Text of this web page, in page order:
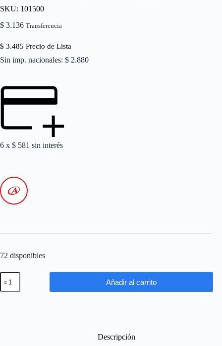
SKU: 101500
$ 3.136 Transferencia
$ 3.485 Precio de Lista
Sin imp. nacionales: $ 2.880
6 x $ 581 sin interés
72 disponibles
Cable
Unipolar
LSOH
Añadir al carrito
Descripción